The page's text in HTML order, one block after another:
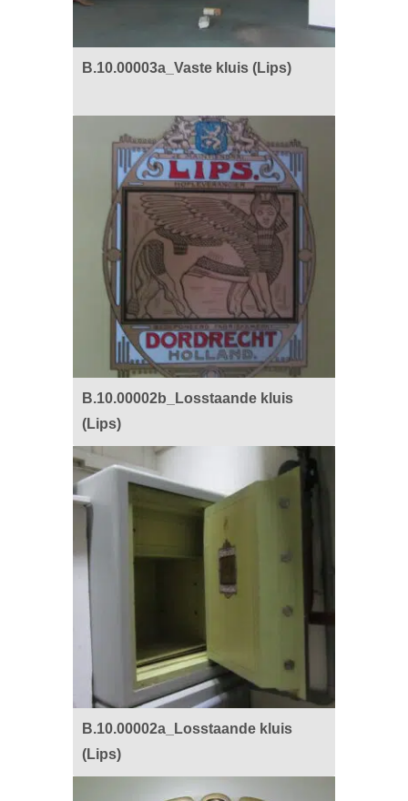
B.10.00003a_Vaste kluis (Lips)
B.10.00002b_Losstaande kluis
(Lips)
B.10.00002a_Losstaande kluis
(Lips)